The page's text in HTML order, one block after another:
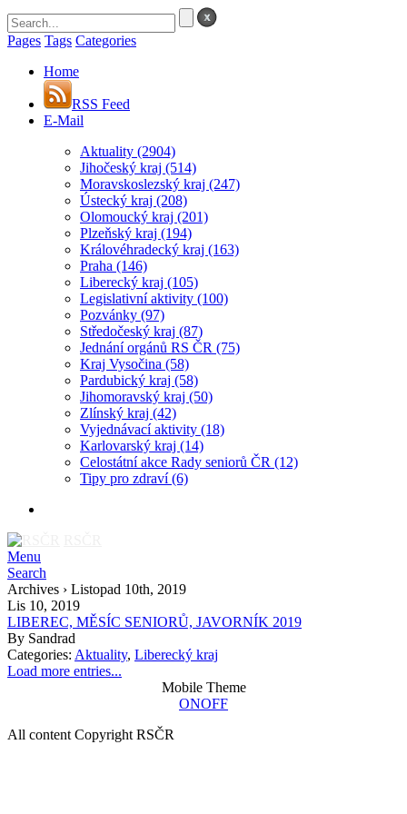
Pages Tags Categories
Home
RSS Feed
E-Mail
Aktuality (2904)
Jihočeský kraj (514)
Moravskoslezský kraj (247)
Ústecký kraj (208)
Olomoucký kraj (201)
Plzeňský kraj (194)
Královéhradecký kraj (163)
Praha (146)
Liberecký kraj (105)
Legislativní aktivity (100)
Pozvánky (97)
Středočeský kraj (87)
Jednání orgánů RS ČR (75)
Kraj Vysočina (58)
Pardubický kraj (58)
Jihomoravský kraj (50)
Zlínský kraj (42)
Vyjednávací aktivity (18)
Karlovarský kraj (14)
Celostátní akce Rady seniorů ČR (12)
Tipy pro zdraví(6)
Menu
Search
Archives › Listopad 10th, 2019
Lis 10, 2019
LIBEREC, MĚSÍC SENIORŮ, JAVORNÍK 2019
By Sandrad
Categories: Aktuality, Liberecký kraj
Load more entries...
Mobile Theme
ONOFF
All content Copyright RSČR